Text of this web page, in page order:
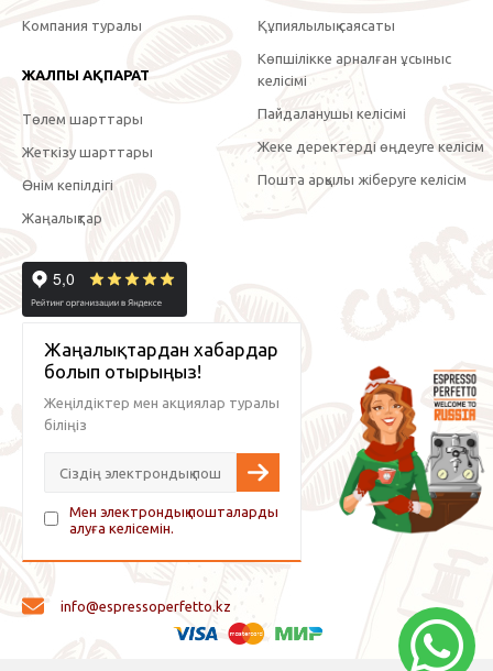
Компания туралы
ЖАЛПЫ АҚПАРАТ
Төлем шарттары
Жеткізу шарттары
Өнім кепілдігі
Жаңалықтар
Құпиялылық саясаты
Көпшілікке арналған ұсыныс
келісімі
Пайдаланушы келісімі
Жеке деректерді өңдеуге келісім
Пошта арқылы жіберуге келісім
Жаңалықтардан хабардар
болып отырыңыз!
Жеңілдіктер мен акциялар туралы
біліңіз
Мен электрондық пошталарды
алуға келісемін.
info@espressoperfetto.kz
© 2026 Espresso Perfetto — кофе жабдықтары және кофе